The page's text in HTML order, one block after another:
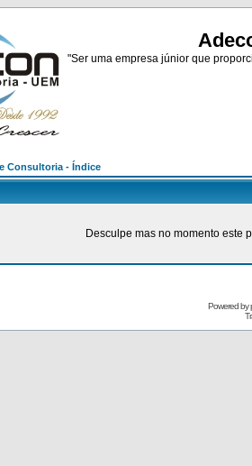
"Ser uma empresa júnior que
Consultoria - Índice
Desculpe mas no momento este
Powered by